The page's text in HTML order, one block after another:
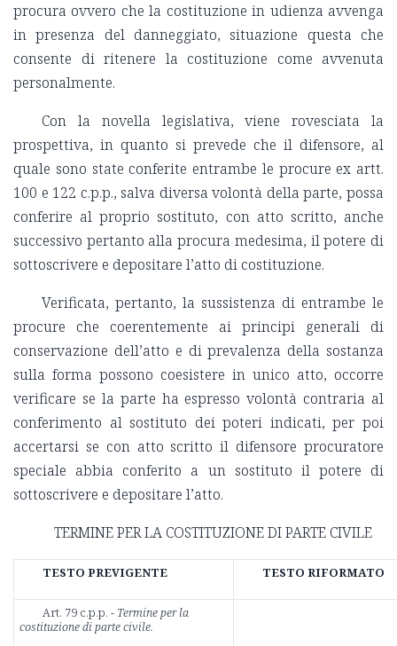
procura ovvero che la costituzione in udienza avvenga
in presenza del danneggiato, situazione questa che
consente di ritenere la costituzione come avvenuta
personalmente.
Con la novella legislativa, viene rovesciata la
prospettiva, in quanto si prevede che il difensore, al
quale sono state conferite entrambe le procure ex artt.
100 e 122 c.p.p., salva diversa volontà della parte, possa
conferire al proprio sostituto, con atto scritto, anche
successivo pertanto alla procura medesima, il potere di
sottoscrivere e depositare l’atto di costituzione.
Verificata, pertanto, la sussistenza di entrambe le
procure che coerentemente ai principi generali di
conservazione dell’atto e di prevalenza della sostanza
sulla forma possono coesistere in unico atto, occorre
verificare se la parte ha espresso volontà contraria al
conferimento al sostituto dei poteri indicati, per poi
accertarsi se con atto scritto il difensore procuratore
speciale abbia conferito a un sostituto il potere di
sottoscrivere e depositare l’atto.
TERMINE PER LA COSTITUZIONE DI PARTE CIVILE
TESTO PREVIGENTE TESTO RIFORMATO
Art. 79 c.p.p. - Termine per la
costituzione di parte civile.